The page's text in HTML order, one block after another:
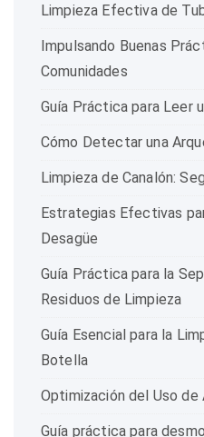
Limpieza Efectiva de
Impulsando Buenas
Comunidades
Guía Práctica para Leer
Cómo Detectar una
Limpieza de Canalón:
Estrategias Efectivas
Desagüe
Guía Práctica para la
Residuos de Limpieza
Guía Esencial para la
Botella
Optimización del Uso de
Guía práctica para